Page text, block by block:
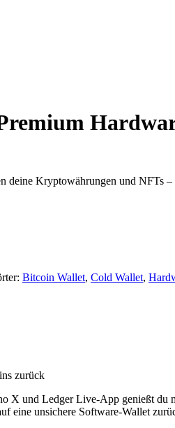
deine Kryptowährungen und NFTs
Bitcoin Wallet, Cold Wallet,
zurück
X und Ledger Live-App genießt
eine unsichere Software-Wallet